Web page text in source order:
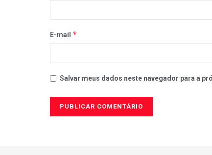
E-mail *
Salvar meus dados neste navegador para a